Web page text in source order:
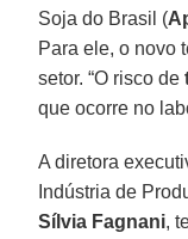
Soja do Brasil (
Para ele, o novo
setor. “O risco de
que ocorre no
A diretora
Indústria de
Sílvia Fagnani,